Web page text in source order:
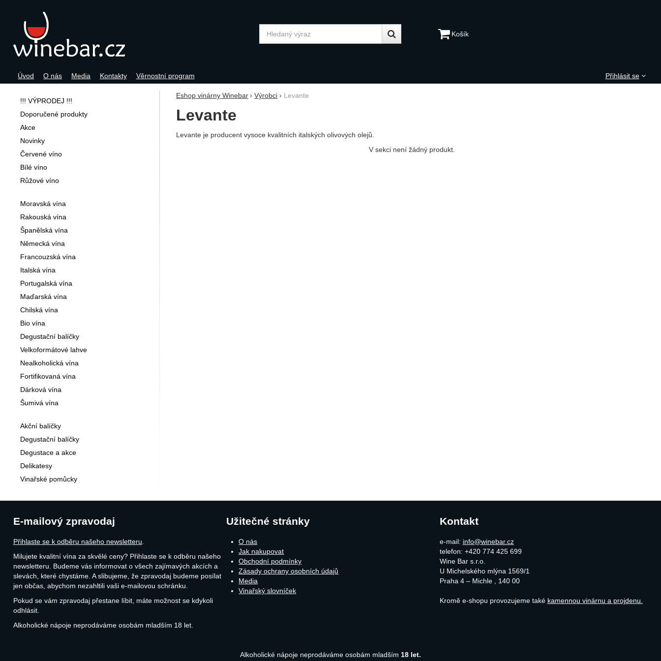
Eshop vinárny Winebar Výrobci Levante
Levante
Levante je producent vysoce kvalitních italských olivových olejů.
V sekci není žádný produkt.
!!! VÝPRODEJ !!!
Doporučené produkty
Akce
Novinky
Červené víno
Bílé víno
Růžové víno
Moravská vína
Rakouská vína
Španělská vína
Německá vína
Francouzská vína
Italská vína
Portugalská vína
Maďarská vína
Chilská vína
Bio vína
Degustační balíčky
Velkoformátové lahve
Nealkoholická vína
Fortifikovaná vína
Dárková vína
Šumivá vína
Akční balíčky
Degustační balíčky
Degustace a akce
Delikatesy
Vinařské pomůcky
Navigace
Úvod O nás Media Kontakty Věrnostní program Přihlásit se
Vyhledávání Košík
E-mailový zpravodaj
Přihlaste se k odběru našeho newsletteru
Milujete kvalitní vína za skvělé ceny? Přihlaste se k odběru našeho
newsletteru. Budeme vás informovat o všech zajímavých akcích a
slevách, které chystáme. A slibujeme, že zpravodaj budeme posílat
jen občas, abychom nezahltili vaši e-mailovou schránku.
Pokud se vám zpravodaj přestane líbit, máte možnost se kdykoli
odhlásit.
Alkoholické nápoje neprodáváme osobám mladším 18 let.
Užitečné stránky
O nás
Jak nakupovat
Obchodní podmínky
Zásady ochrany osobních údajů
Media
Vinařský slovníček
Kontakt
e-mail: info@winebar.cz
telefon: +420 774 425 699
Wine Bar s.r.o.
U Michelského mlýna 1569/1
Praha 4 – Michle
140 00
Kromě e-shopu provozujeme také kamennou vinárnu a projdenu.
Alkoholické nápoje neprodáváme osobám mladším 18 let.